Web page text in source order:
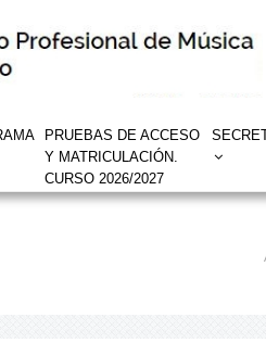
PRUEBAS DE ACCESO
Y MATRICULACIÓN.
CURSO 2026/2027